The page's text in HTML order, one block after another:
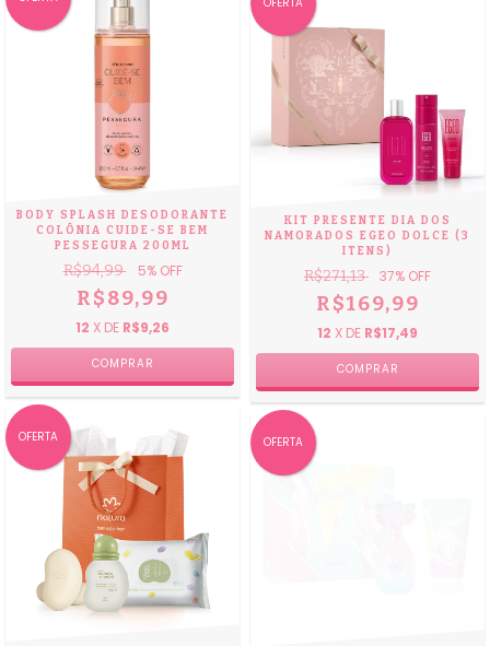
BODY SPLASH DESODORANTE
COLÔNIA CUIDE-SE BEM
PESSEGURA 200ML
R$94,99 5% OFF
R$89,99
12 X DE R$9,26
KIT PRESENTE DIA DOS
NAMORADOS EGEO DOLCE (3
ITENS)
R$271,13 37% OFF
R$169,99
12 X DE R$17,49
OFERTA OFERTA